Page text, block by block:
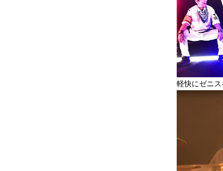
軽快にゼニ